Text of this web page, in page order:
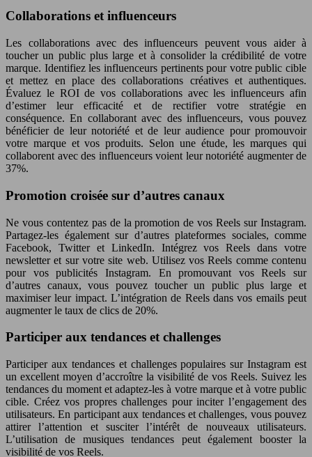
Collaborations et influenceurs
Les collaborations avec des influenceurs peuvent vous aider à
toucher un public plus large et à consolider la crédibilité de votre
marque. Identifiez les influenceurs pertinents pour votre public cible
et mettez en place des collaborations créatives et authentiques.
Évaluez le ROI de vos collaborations avec les influenceurs afin
d’estimer leur efficacité et de rectifier votre stratégie en
conséquence. En collaborant avec des influenceurs, vous pouvez
bénéficier de leur notoriété et de leur audience pour promouvoir
votre marque et vos produits. Selon une étude, les marques qui
collaborent avec des influenceurs voient leur notoriété augmenter de
37%.
Promotion croisée sur d’autres canaux
Ne vous contentez pas de la promotion de vos Reels sur Instagram.
Partagez-les également sur d’autres plateformes sociales, comme
Facebook, Twitter et LinkedIn. Intégrez vos Reels dans votre
newsletter et sur votre site web. Utilisez vos Reels comme contenu
pour vos publicités Instagram. En promouvant vos Reels sur
d’autres canaux, vous pouvez toucher un public plus large et
maximiser leur impact. L’intégration de Reels dans vos emails peut
augmenter le taux de clics de 20%.
Participer aux tendances et challenges
Participer aux tendances et challenges populaires sur Instagram est
un excellent moyen d’accroître la visibilité de vos Reels. Suivez les
tendances du moment et adaptez-les à votre marque et à votre public
cible. Créez vos propres challenges pour inciter l’engagement des
utilisateurs. En participant aux tendances et challenges, vous pouvez
attirer l’attention et susciter l’intérêt de nouveaux utilisateurs.
L’utilisation de musiques tendances peut également booster la
visibilité de vos Reels.